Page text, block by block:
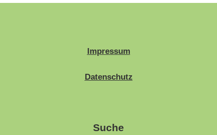
Impressum
Datenschutz
Suche